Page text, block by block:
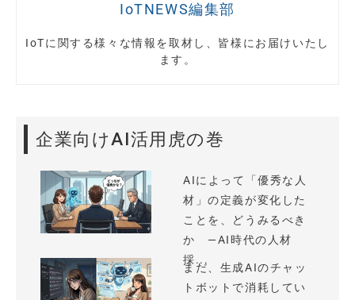
IoTNEWS編集部
IoTに関する様々な情報を取材し、皆様にお届けいたし
ます。
企業向けAI活用虎の巻
AIによって「優秀な人
材」の定義が変化した
ことを、どうみるべき
か —AI時代の人材
採...
まだ、生成AIのチャッ
トボットで消耗してい